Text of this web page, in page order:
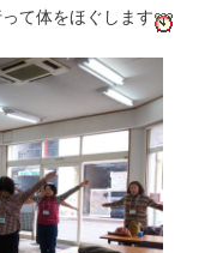
て体をほぐします